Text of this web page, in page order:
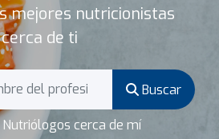
mejores nutricionistas
cerca de ti
Buscar
cerca de mí